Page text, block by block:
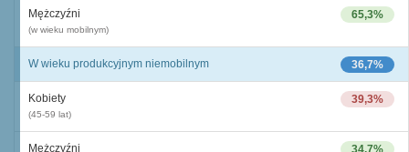
65,3%
Mężczyźni
(w wieku mobilnym)
36,7%
W wieku produkcyjnym niemobilnym
39,3%
Kobiety
(45-59 lat)
34,7%
Mężczyźni